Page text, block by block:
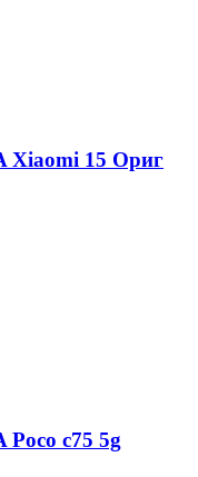
Xiaomi 15 Ориг
Poco c75 5g